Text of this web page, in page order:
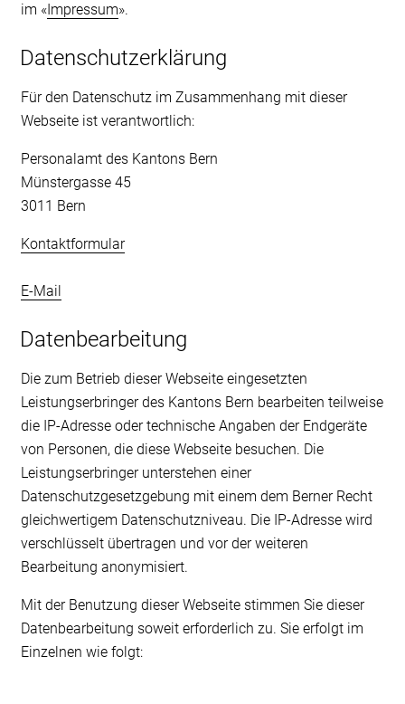
im «Impressum».
Datenschutzerklärung
Für den Datenschutz im Zusammenhang mit dieser
Webseite ist verantwortlich:
Personalamt des Kantons Bern
Münstergasse 45
3011 Bern
Kontaktformular
E-Mail
Datenbearbeitung
Die zum Betrieb dieser Webseite eingesetzten
Leistungserbringer des Kantons Bern bearbeiten teilweise
die IP-Adresse oder technische Angaben der Endgeräte
von Personen, die diese Webseite besuchen. Die
Leistungserbringer unterstehen einer
Datenschutzgesetzgebung mit einem dem Berner Recht
gleichwertigem Datenschutzniveau. Die IP-Adresse wird
verschlüsselt übertragen und vor der weiteren
Bearbeitung anonymisiert.
Mit der Benutzung dieser Webseite stimmen Sie dieser
Datenbearbeitung soweit erforderlich zu. Sie erfolgt im
Einzelnen wie folgt: